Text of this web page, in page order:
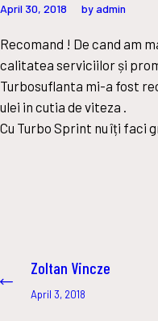
April 30, 2018 by admin
Recomand ! De cand am
calitatea serviciilor și
Turbosuflanta mi-a fost
ulei in cutia de viteza .
Cu Turbo Sprint nu îți faci
Post
navigation
Previous
post:
Zoltan Vincze
April 3, 2018